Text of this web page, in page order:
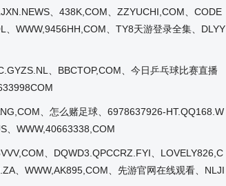
、438K,COM、ZZYUCHI,COM、CODE
WWW,9456HH,COM、TY8天游登录全集、DLYY
、BBCTOP,COM、今日乒乓球比赛直播
、怎么赌足球、6978637926-HT.QQ168.W
、WWW,40663338,COM
、DQWD3.QPCCRZ.FYI、LOVELY826,C
、WWW,AK895,COM、先游官网在线观看、NLJI